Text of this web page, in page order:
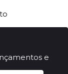
e